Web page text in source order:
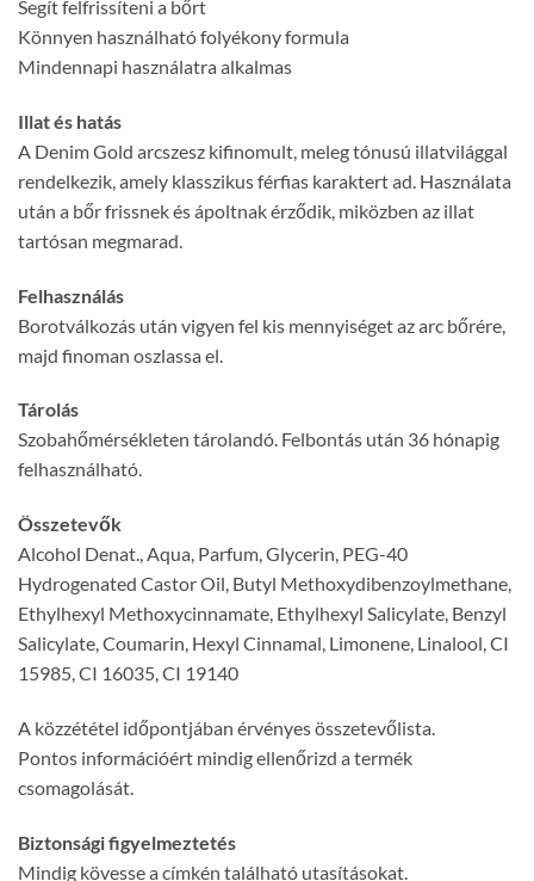
Segít felfrissíteni a bőrt
Könnyen használható folyékony formula
Mindennapi használatra alkalmas
Illat és hatás
A Denim Gold arcszesz kifinomult, meleg tónusú illatvilággal
rendelkezik, amely klasszikus férfias karaktert ad. Használata
után a bőr frissnek és ápoltnak érződik, miközben az illat
tartósan megmarad.
Felhasználás
Borotválkozás után vigyen fel kis mennyiséget az arc bőrére,
majd finoman oszlassa el.
Tárolás
Szobahőmérsékleten tárolandó. Felbontás után 36 hónapig
felhasználható.
Összetevők
Alcohol Denat., Aqua, Parfum, Glycerin, PEG-40
Hydrogenated Castor Oil, Butyl Methoxydibenzoylmethane,
Ethylhexyl Methoxycinnamate, Ethylhexyl Salicylate, Benzyl
Salicylate, Coumarin, Hexyl Cinnamal, Limonene, Linalool, CI
15985, CI 16035, CI 19140
A közzététel időpontjában érvényes összetevőlista.
Pontos információért mindig ellenőrizd a termék
csomagolását.
Biztonsági figyelmeztetés
Mindig kövesse a címkén található utasításokat.